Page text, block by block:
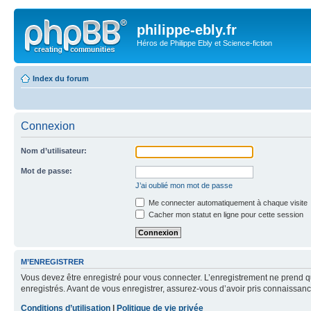
philippe-ebly.fr
Héros de Philippe Ebly et Science-fiction
Index du forum
Connexion
Nom d’utilisateur:
Mot de passe:
J’ai oublié mon mot de passe
Me connecter automatiquement à chaque visite
Cacher mon statut en ligne pour cette session
M’ENREGISTRER
Vous devez être enregistré pour vous connecter. L’enregistrement ne
enregistrés. Avant de vous enregistrer, assurez-vous d’avoir pris
Conditions d’utilisation
Politique de vie privée